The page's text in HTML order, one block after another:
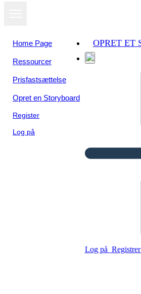
Home Page
Ressourcer
Prisfastsættelse
Opret en Storyboard
Register
Log på
OPRET ET
Log på
Kopier dette
Se som
diasshow